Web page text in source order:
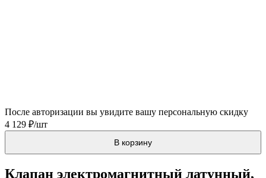
После авторизации вы увидите вашу персональную скидку
4 129 ₽/шт
В корзину
Клапан электромагнитный латунный,